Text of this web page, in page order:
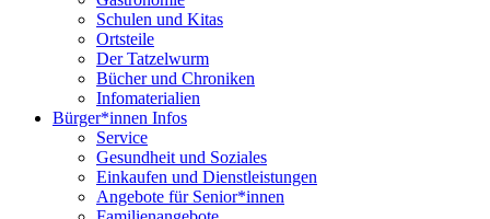
Schulen und Kitas
Ortsteile
Der Tatzelwurm
Bücher und Chroniken
Infomaterialien
Bürger*innen Infos
Service
Gesundheit und Soziales
Einkaufen und Dienstleistungen
Angebote für Senior*innen